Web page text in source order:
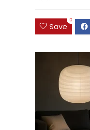
Save
0